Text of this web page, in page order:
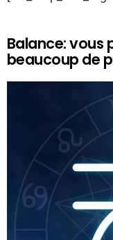
Balance: vous
beaucoup de